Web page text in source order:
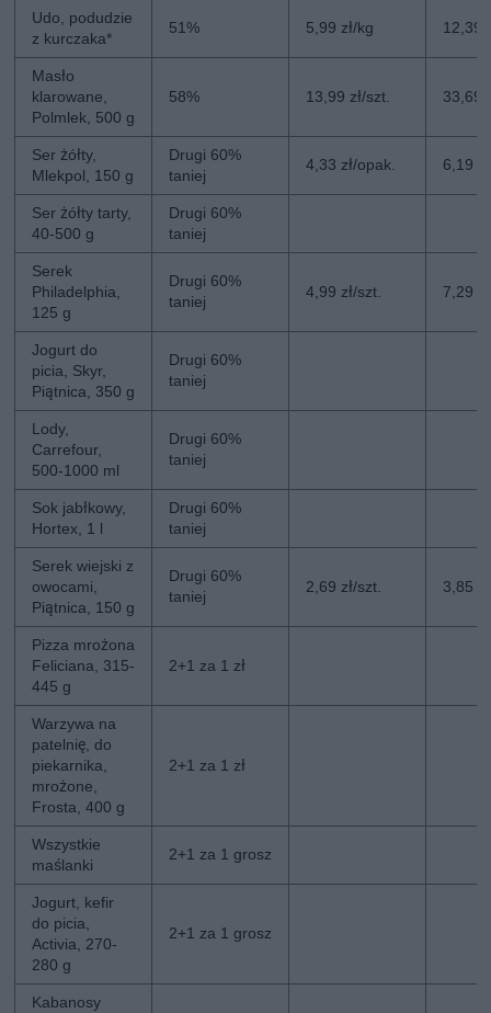
Udo, podudzie
z kurczaka*
51% 5,99 zł/kg 12,39
Masło
klarowane,
Polmlek, 500 g
58% 13,99 zł/szt. 33,69
Ser żółty,
Mlekpol, 150 g
Drugi 60%
taniej
4,33 zł/opak. 6,19
Ser żółty tarty,
40-500 g
Drugi 60%
taniej
Serek
Philadelphia,
125 g
Drugi 60%
taniej
4,99 zł/szt. 7,29
Jogurt do
picia, Skyr,
Piątnica, 350 g
Drugi 60%
taniej
Lody,
Carrefour,
500-1000 ml
Drugi 60%
taniej
Sok jabłkowy,
Hortex, 1 l
Drugi 60%
taniej
Serek wiejski z
owocami,
Piątnica, 150 g
Drugi 60%
taniej
2,69 zł/szt. 3,85
Pizza mrożona
Feliciana, 315-
445 g
2+1 za 1 zł
Warzywa na
patelnię, do
piekarnika,
mrożone,
Frosta, 400 g
2+1 za 1 zł
Wszystkie
maślanki
2+1 za 1 grosz
Jogurt, kefir
do picia,
Activia, 270-
280 g
2+1 za 1 grosz
Kabanosy